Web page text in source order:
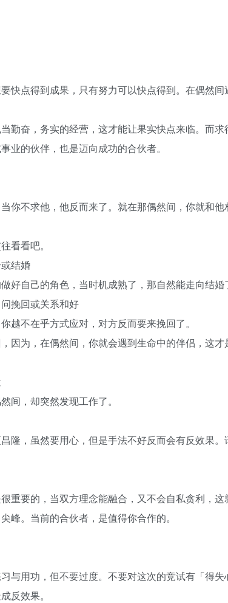
快点得到成果，只有努力可以快点得到。在偶然
勤奋，务实的经营，这才能让果实快点来临。而
业的伙伴，也是迈向成功的合伙者。
你不求他，他反而来了。就在那偶然间，你就和他
看看吧。
结婚
好自己的角色，当时机成熟了，那自然能走向结婚
挽回或关系和好
越不在乎方式应对，对方反而要来挽回了。
因为，在偶然间，你就会遇到生命中的伴侣，这才
间，却突然发现工作了。
隆，虽然要用心，但是手法不好反而会有反效果
重要的，当双方理念能融合，又不会自私贪利，
峰。当前的合伙者，是值得你合作的。
与用功，但不要过度。不要对这次的竞试有「得
反效果。